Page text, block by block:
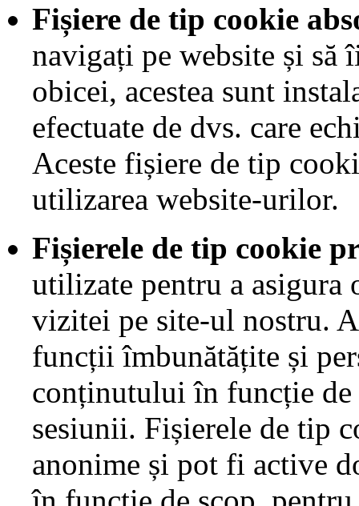
Fișiere de tip cookie
navigați pe website și
obicei, acestea sunt
efectuate de dvs. care
Aceste fișiere de tip
utilizarea website-urilor.
Fișierele de tip cookie
utilizate pentru a
vizitei pe site-ul nostru.
funcții îmbunătățite și
conținutului în funcție
sesiunii. Fișierele de tip
anonime și pot fi active